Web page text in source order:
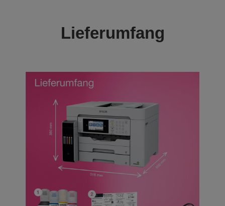
Lieferumfang